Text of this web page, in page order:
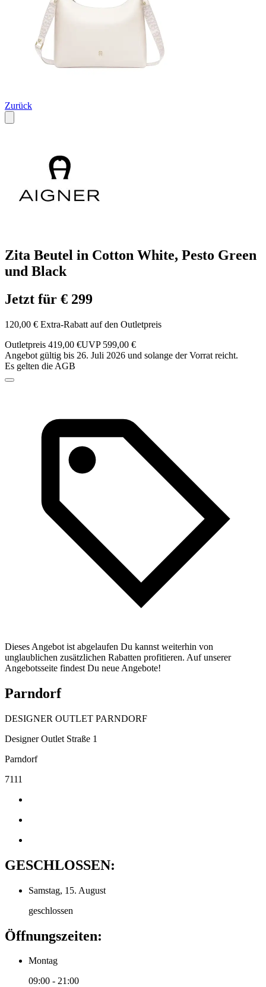
Zurück
Zita Beutel in Cotton White, Pesto Green
und Black
Jetzt für € 299
120,00 € Extra-Rabatt auf den Outletpreis
Outletpreis 419,00 €UVP 599,00 €
Angebot gültig bis 26. Juli 2026 und solange der Vorrat reicht.
Es gelten die AGB
Dieses Angebot ist abgelaufen Du kannst weiterhin von
unglaublichen zusätzlichen Rabatten profitieren. Auf unserer
Angebotsseite findest Du neue Angebote!
Parndorf
DESIGNER OUTLET PARNDORF
Designer Outlet Straße 1
Parndorf
7111
GESCHLOSSEN:
Samstag, 15. August
geschlossen
Öffnungszeiten:
Montag
09:00 - 21:00